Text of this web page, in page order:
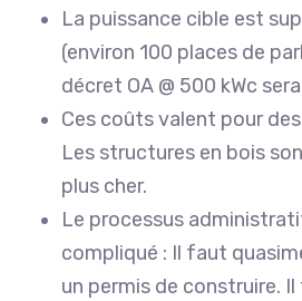
La puissance cible est
(environ 100 places de
décret OA @ 500 kWc
Ces coûts valent pour
Les structures en bois
plus cher.
Le processus
compliqué : Il faut
un permis de construire.